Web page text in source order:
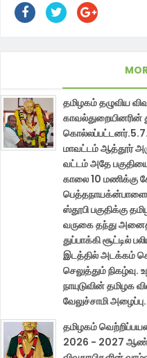
தமிழகம் தழுவிய
காவல்துறையினரின்
மாவட்டம் ஆத்தூர்
வட்டம் அதே
காலை 10 மணிக்கு
ஸ்தூபி பகுதிக்கு
வருகை தந்து
துப்பாக்கி சூட்டில்
இடத்தில் அடக்கம்
செலுத்தும்
நாயுடுவின் தமிழக
வேலுச்சாமி
தமிழகம்
2026 - 2027